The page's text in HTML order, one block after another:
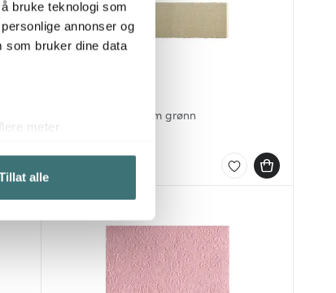
bruke teknologi som
annonser og
som bruker dine data
meter
og for å
våre innen
gjort tilgjengelig for
alle
Birk løper 40x140 cm grønn